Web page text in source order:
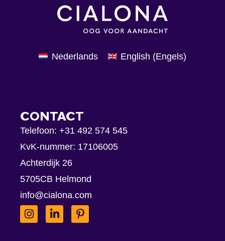
Nederlands English (Engels)
CONTACT
Telefoon: +31 492 574 545
KvK-nummer: 17106005
Achterdijk 26
5705CB Helmond
info@cialona.com